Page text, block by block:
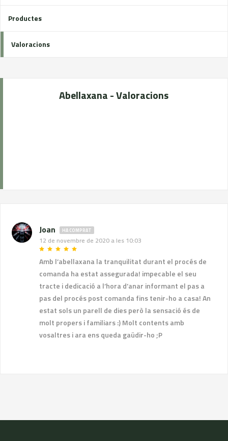
Productes
Valoracions
Abellaxana - Valoracions
Joan HA COMPRAT
12 de novembre de 2020 a les 10:03
Amb l’abellaxana la tranquilitat durant el procés de
comanda ha estat assegurada! impecable el seu
tracte i dedicació a l’hora d’anar informant el pas a
pas del procés post comanda fins tenir-ho a casa! An
estat sols un parell de dies però la sensació és de
molt propers i familiars :) Molt contents amb
vosaltres i ara ens queda gaüdir-ho ;P